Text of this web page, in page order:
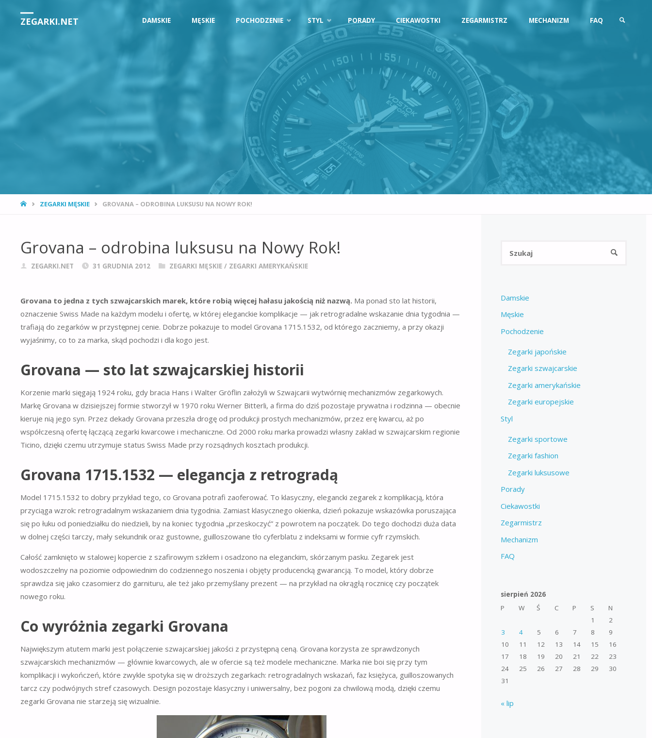
ZEGARKI.NET DAMSKIE MĘSKIE POCHODZENIE STYL PORADY CIEKAWOSTKI ZEGARMISTRZ MECHANIZM FAQ
SZUKAJ
STRONA
ZEGARKI MĘSKIE GROVANA – ODROBINA LUKSUSU NA NOWY ROK!
Grovana – odrobina luksusu na Nowy Rok!
ZEGARKI.NET 31 GRUDNIA 2012 ZEGARKI MĘSKIE/ ZEGARKI AMERYKAŃSKIE
Grovana to jedna z tych szwajcarskich marek, które robią więcej hałasu jakością niż nazwą. Ma ponad sto lat historii,
oznaczenie Swiss Made na każdym modelu i ofertę, w której eleganckie komplikacje — jak retrogradalne wskazanie dnia tygodnia —
trafiają do zegarków w przystępnej cenie. Dobrze pokazuje to model Grovana 1715.1532, od którego zaczniemy, a przy okazji
wyjaśnimy, co to za marka, skąd pochodzi i dla kogo jest.
Grovana — sto lat szwajcarskiej historii
Korzenie marki sięgają 1924 roku, gdy bracia Hans i Walter Gröflin założyli w Szwajcarii wytwórnię mechanizmów zegarkowych.
Markę Grovana w dzisiejszej formie stworzył w 1970 roku Werner Bitterli, a firma do dziś pozostaje prywatna i rodzinna — obecnie
kieruje nią jego syn. Przez dekady Grovana przeszła drogę od produkcji prostych mechanizmów, przez erę kwarcu, aż po
współczesną ofertę łączącą zegarki kwarcowe i mechaniczne. Od 2000 roku marka prowadzi własny zakład w szwajcarskim regionie
Ticino, dzięki czemu utrzymuje status Swiss Made przy rozsądnych kosztach produkcji.
Grovana 1715.1532 — elegancja z retrogradą
Model 1715.1532 to dobry przykład tego, co Grovana potrafi zaoferować. To klasyczny, elegancki zegarek z komplikacją, która
przyciąga wzrok: retrogradalnym wskazaniem dnia tygodnia. Zamiast klasycznego okienka, dzień pokazuje wskazówka poruszająca
się po łuku od poniedziałku do niedzieli, by na koniec tygodnia „przeskoczyć” z powrotem na początek. Do tego dochodzi duża data
w dolnej części tarczy, mały sekundnik oraz gustowne, guilloszowane tło cyferblatu z indeksami w formie cyfr rzymskich.
Całość zamknięto w stalowej kopercie z szafirowym szkłem i osadzono na eleganckim, skórzanym pasku. Zegarek jest
wodoszczelny na poziomie odpowiednim do codziennego noszenia i objęty producencką gwarancją. To model, który dobrze
sprawdza się jako czasomierz do garnituru, ale też jako przemyślany prezent — na przykład na okrągłą rocznicę czy początek
nowego roku.
Co wyróżnia zegarki Grovana
Największym atutem marki jest połączenie szwajcarskiej jakości z przystępną ceną. Grovana korzysta ze sprawdzonych
szwajcarskich mechanizmów — głównie kwarcowych, ale w ofercie są też modele mechaniczne. Marka nie boi się przy tym
komplikacji i wykończeń, które zwykle spotyka się w droższych zegarkach: retrogradalnych wskazań, faz księżyca, guilloszowanych
tarcz czy podwójnych stref czasowych. Design pozostaje klasyczny i uniwersalny, bez pogoni za chwilową modą, dzięki czemu
zegarki Grovana nie starzeją się wizualnie.
SZUKAJ
Damskie
Męskie
Pochodzenie
Zegarki japońskie
Zegarki szwajcarskie
Zegarki amerykańskie
Zegarki europejskie
Styl
Zegarki sportowe
Zegarki fashion
Zegarki luksusowe
Porady
Ciekawostki
Zegarmistrz
Mechanizm
FAQ
sierpień 2026
P
W Ś C P S
N
1
2
3
4 5 6 7 8
9
10
11 12 13 14 15
16
17
18 19 20 21 22
23
24
25 26 27 28 29
30
31
« lip